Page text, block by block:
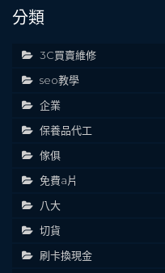
分類
3C買賣維修
seo教學
企業
保養品代工
傢俱
免費a片
八大
切貨
刷卡換現金